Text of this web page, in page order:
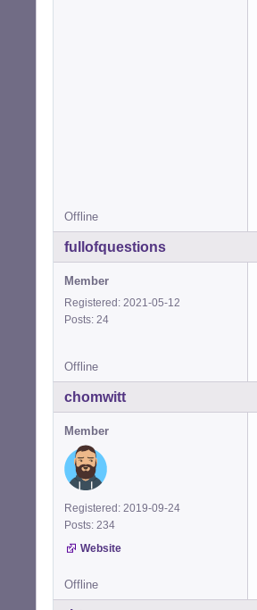
Offline
fullofquestions
Member
Registered: 2021-05-12
Posts: 24
Offline
chomwitt
Member
Registered: 2019-09-24
Posts: 234
Website
Offline